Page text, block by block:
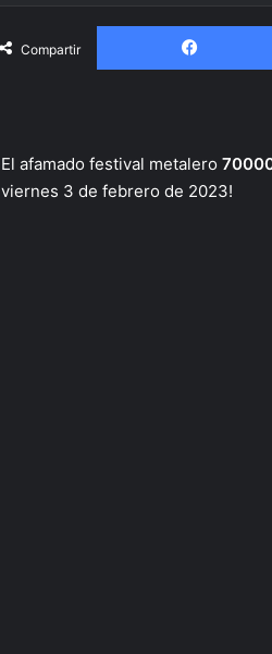
Compartir
El afamado festival metalero
viernes 3 de febrero de 2023!